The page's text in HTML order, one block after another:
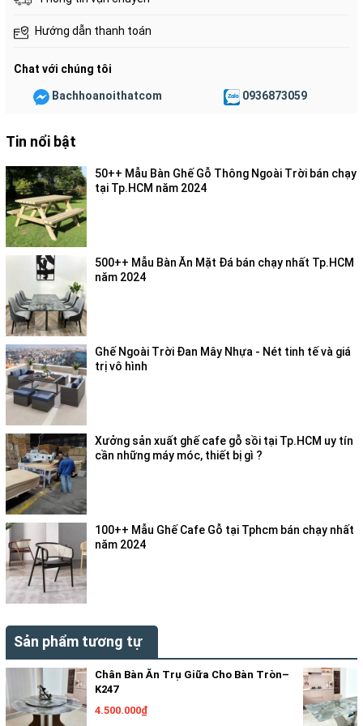
giữ màu tốt và ít bị ảnh hưởng bởi môi trường.
So với các loại khung sơn thông thường, lớp mạ titan giúp bề
mặt chân bàn hạn chế trầy xước, không bong tróc sơn và giữ
được màu sắc ổn định trong thời gian dài. Đây là ưu điểm rất
quan trọng đối với những không gian sử dụng bàn ăn thường
xuyên hoặc có mật độ khách cao.
2. Ưu Điểm Nổi Bật Của
Chân Bàn Ăn Inox Mạ Titan
Cao Cấp – K240
Hướng dẫn thanh toán
Chat với chúng tôi
Bachhoanoithatcom 0936873059
Tin nổi bật
50++ Mẫu Bàn Ghế Gỗ Thông Ngoài Trời bán chạy
tại Tp.HCM năm 2024
500++ Mẫu Bàn Ăn Mặt Đá bán chạy nhất Tp.HCM
năm 2024
Ghế Ngoài Trời Đan Mây Nhựa - Nét tinh tế và giá
trị vô hình
Xưởng sản xuất ghế cafe gỗ sồi tại Tp.HCM uy tín
cần những máy móc, thiết bị gì ?
100++ Mẫu Ghế Cafe Gỗ tại Tphcm bán chạy nhất
năm 2024
Sản phẩm tương tự
Chân Bàn Ăn Trụ Giữa Cho Bàn Tròn–
K247
4.500.000₫